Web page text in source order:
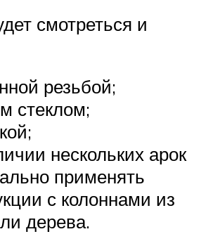
смотреться и
резьбой;
стеклом;
нескольких арок
применять
с колоннами из
дерева.